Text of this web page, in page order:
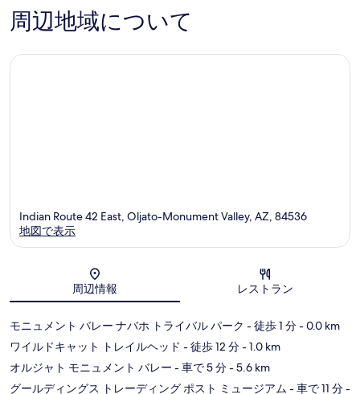
1,988
件
の
口
ミ
周辺地域について
Indian Route 42 East, Oljato-Monument Valley, AZ, 84536
地図で表示
周辺情報 レストラン
モニュメント バレー ナバホ トライバル パーク - 徒歩 1 分- 0.0 km
ワイルドキャット トレイルヘッド - 徒歩 12 分- 1.0 km
オルジャト モニュメント バレー - 車で 5 分- 5.6 km
グールディングス トレーディング ポスト ミュージアム - 車で 11 分-